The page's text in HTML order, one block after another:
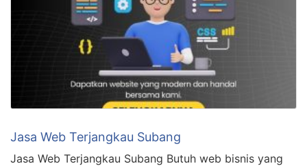
Jasa Web Terjangkau Subang
Jasa Web Terjangkau Subang Butuh web bisnis yang